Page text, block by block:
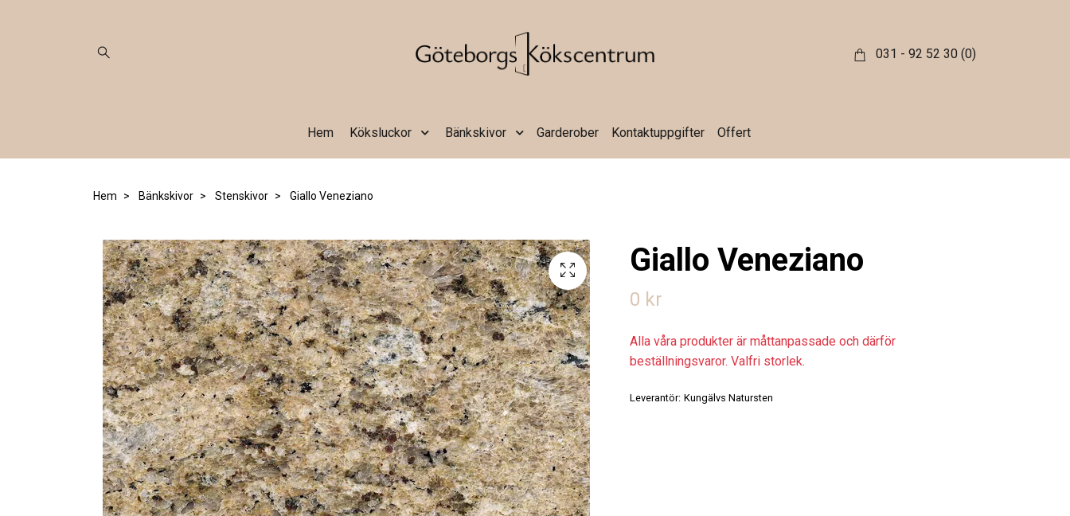
031 - 92 52 30 (0)
Hem Köksluckor Bänkskivor Garderober Kontaktuppgifter Offert
Hem Bänkskivor Stenskivor Giallo Veneziano
Giallo Veneziano
0 kr
Alla våra produkter är måttanpassade och därför
beställningsvaror. Valfri storlek.
Leverantör: Kungälvs Natursten